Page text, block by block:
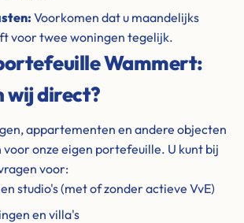
Voorkomen dat u maandelijks
voor twee woningen tegelijk.
Wammert:
wij direct?
appartementen en andere objecten
onze eigen portefeuille. U kunt bij
voor:
studio's (met of zonder actieve VvE)
en villa's